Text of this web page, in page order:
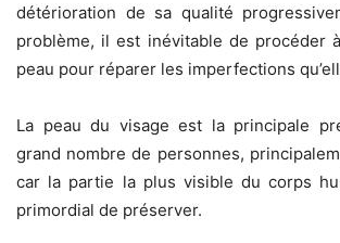
détérioration de sa qualité
problème, il est inévitable de procéder
peau pour réparer les imperfections
La peau du visage est la principale
grand nombre de personnes,
car la partie la plus visible du corps
primordial de préserver.